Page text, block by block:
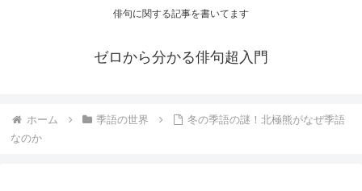
俳句に関する記事を書いてます
ゼロから分かる俳句超入門
ホーム 季語の世界
冬の季語の謎！北極熊がなぜ季語
なのか